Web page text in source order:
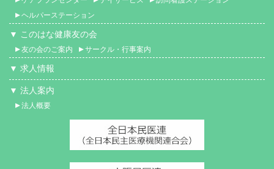
ヘルパーステーション
▼ このはな健康友の会
友の会のご案内 サークル・行事案内
▼ 求人情報
▼ 法人案内
法人概要